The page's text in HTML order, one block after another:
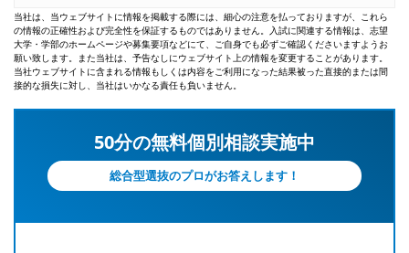
当社は、当ウェブサイトに情報を掲載する際には、細心の注意を払っておりますが、これら
の情報の正確性および完全性を保証するものではありません。入試に関連する情報は、志望
大学・学部のホームページや募集要項などにて、ご自身でも必ずご確認くださいますようお
願い致します。また当社は、予告なしにウェブサイト上の情報を変更することがあります。
当社ウェブサイトに含まれる情報もしくは内容をご利用になった結果被った直接的または間
接的な損失に対し、当社はいかなる責任も負いません。
50分の無料個別相談実施中
総合型選抜のプロがお答えします！